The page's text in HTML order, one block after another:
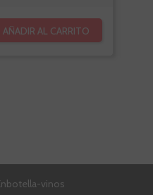
AÑADIR AL CARRITO